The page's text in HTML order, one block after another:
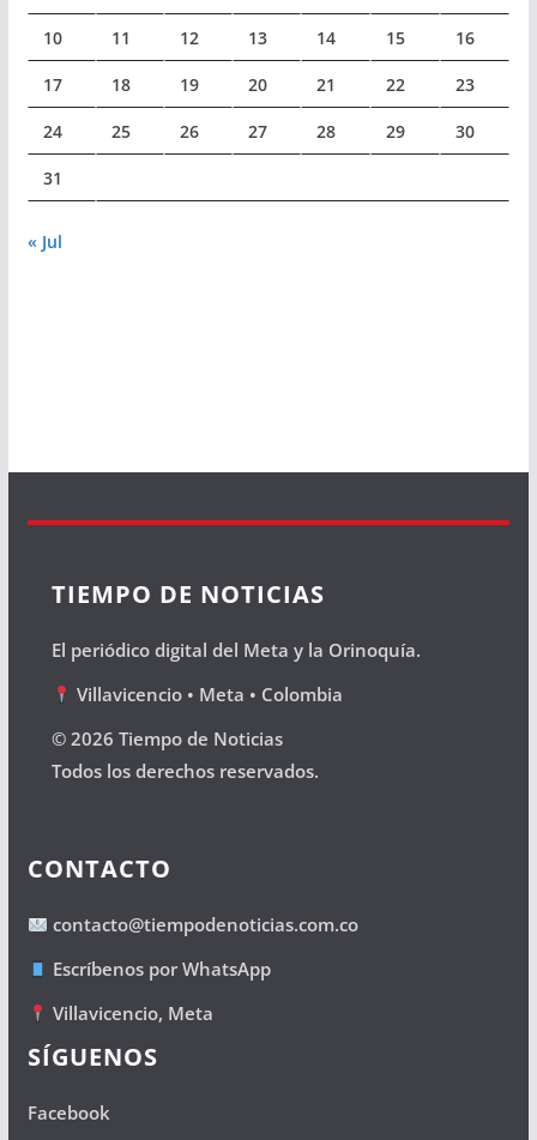
10 11 12 13 14 15 16
17 18 19 20 21 22 23
24 25 26 27 28 29 30
31
« Jul
TIEMPO DE NOTICIAS
El periódico digital del Meta y la Orinoquía.
Villavicencio • Meta • Colombia
© 2026 Tiempo de Noticias
Todos los derechos reservados.
CONTACTO
contacto@tiempodenoticias.com.co
Escríbenos por WhatsApp
Villavicencio, Meta
SÍGUENOS
Facebook